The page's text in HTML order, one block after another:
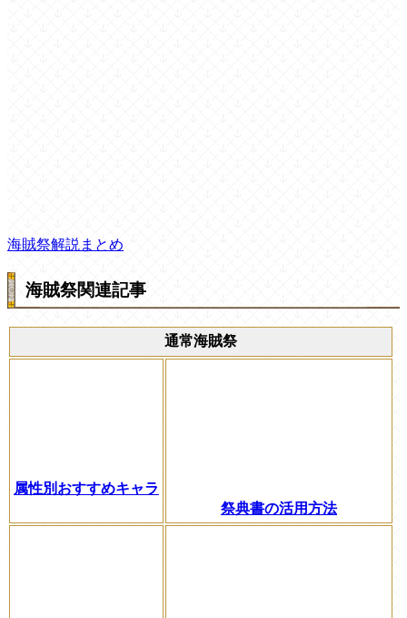
海賊祭解説まとめ
海賊祭関連記事
通常海賊祭
属性別おすすめキャラ
祭典書の活用方法